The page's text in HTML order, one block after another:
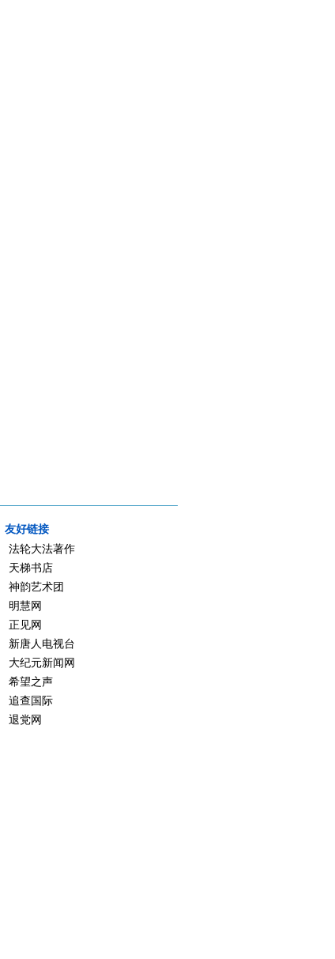
友好链接
法轮大法著作
天梯书店
神韵艺术团
明慧网
正见网
新唐人电视台
大纪元新闻网
希望之声
追查国际
退党网